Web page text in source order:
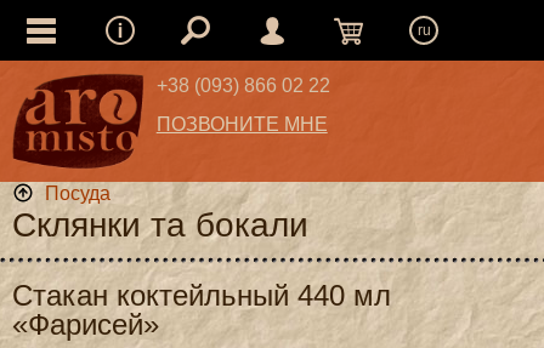
ru
+38 (093) 866 02 22
ПОЗВОНИТЕ МНЕ
Посуда
Склянки та бокали
Стакан коктейльный 440 мл
«Фарисей»